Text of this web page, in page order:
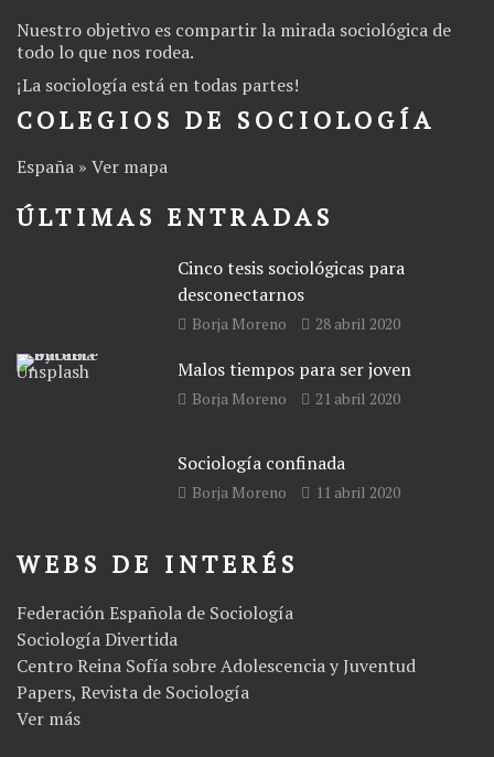
Nuestro objetivo es compartir la mirada sociológica de
todo lo que nos rodea.
¡La sociología está en todas partes!
COLEGIOS DE SOCIOLOGÍA
España » Ver mapa
ÚLTIMAS ENTRADAS
Cinco tesis sociológicas para
desconectarnos
Borja Moreno 28 abril 2020
Malos tiempos para ser joven
Borja Moreno 21 abril 2020
Sociología confinada
Borja Moreno 11 abril 2020
WEBS DE INTERÉS
Federación Española de Sociología
Sociología Divertida
Centro Reina Sofía sobre Adolescencia y Juventud
Papers, Revista de Sociología
Ver más